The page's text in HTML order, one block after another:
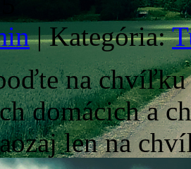
|Kategória:
na chvíľku
domácich a
len na